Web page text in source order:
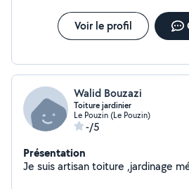
Voir le profil
Walid Bouzazi
Toiture jardinier
Le Pouzin (Le Pouzin)
-/5
Présentation
Je suis